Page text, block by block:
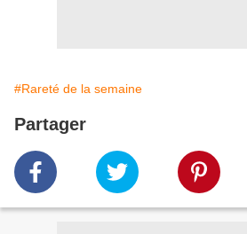
#Rareté de la semaine
Partager